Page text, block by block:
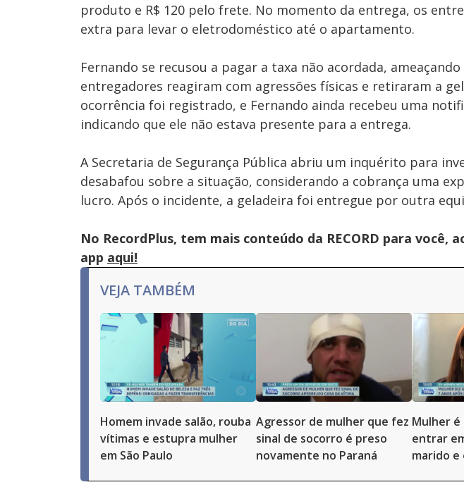
produto e R$ 120 pelo frete. No momento da entrega, os
extra para levar o eletrodoméstico até o apartamento.
Fernando se recusou a pagar a taxa não acordada,
entregadores reagiram com agressões físicas e retiraram a
ocorrência foi registrado, e Fernando ainda recebeu uma
indicando que ele não estava presente para a entrega.
A Secretaria de Segurança Pública abriu um inquérito para
desabafou sobre a situação, considerando a cobrança uma
lucro. Após o incidente, a geladeira foi entregue por outra
No RecordPlus, tem mais conteúdo da RECORD para você,
app aqui!
VEJA TAMBÉM
Homem invade salão, rouba
vítimas e estupra mulher
em São Paulo
Agressor de mulher que fez
sinal de socorro é preso
novamente no Paraná
Mulher é
entrar
marido e